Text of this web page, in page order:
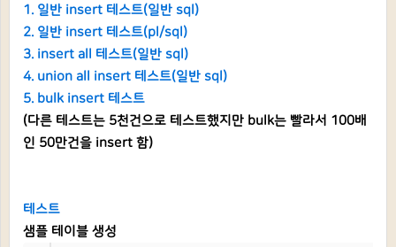
1. 일반 insert 테스트(일반 sql)
2. 일반 insert 테스트(pl/sql)
3. insert all 테스트(일반 sql)
4. union all insert 테스트(일반 sql)
5. bulk insert 테스트
(다른 테스트는 5천건으로 테스트했지만 bulk는 빨라서 100배
인 50만건을 insert 함)
테스트
샘플 테이블 생성